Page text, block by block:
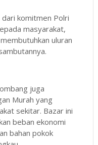
komitmen Polri
masyarakat,
uluran
juga
Murah yang
sekitar. Bazar ini
beban ekonomi
bahan pokok